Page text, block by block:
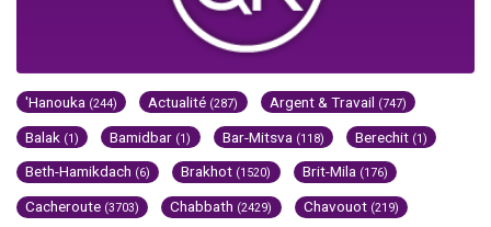
'Hanouka (244) Actualité (287) Argent & Travail (747)
Balak (1) Bamidbar (1) Bar-Mitsva (118) Berechit (1)
Beth-Hamikdach (6) Brakhot (1520) Brit-Mila (176)
Cacheroute (3703) Chabbath (2429) Chavouot (219)